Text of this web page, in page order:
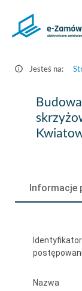
Postępowania
Zamówienia.gov.pl
Jesteś na:
Budowa
świetlnej
ulic
Słońcu
Kwiatowa
Informacje
Identyfikator
Nazwa